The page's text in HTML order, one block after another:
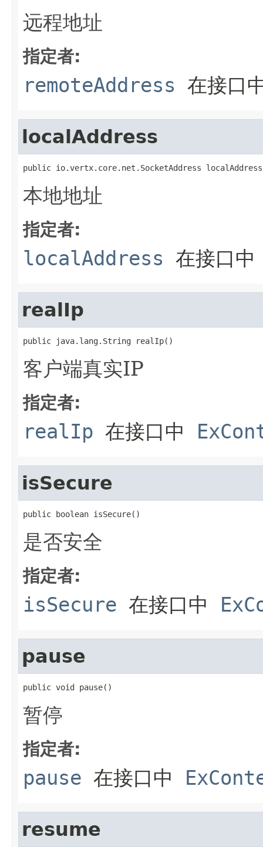
远程地址
指定者:
remoteAddress 在接口
localAddress
public io.vertx.core.net.SocketAddress
本地地址
指定者:
localAddress 在接口
realIp
public java.lang.String realIp()
客户端真实IP
指定者:
realIp 在接口中
isSecure
public boolean isSecure()
是否安全
指定者:
isSecure 在接口中
pause
public void pause()
暂停
指定者:
pause 在接口中
resume